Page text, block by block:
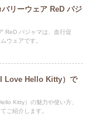
リーウェア ReD パジ
ReD パジャマは、血行促
ウェアです。
Love Hello Kitty）で
Kitty）の魅力や使い方、
ご紹介します。